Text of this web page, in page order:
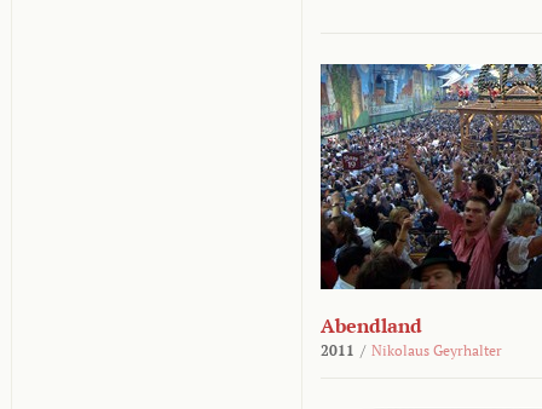
Abendland
2011 / Nikolaus Geyrhalter